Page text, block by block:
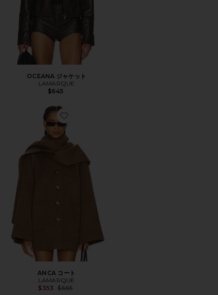
OCEANA ジャケット
LAMARQUE
$645
Favorite ANCA コート
ANCA コート
LAMARQUE
$353 Previous price:
$665